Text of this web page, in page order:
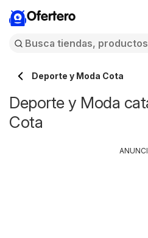
Ofertero
Deporte y Moda Cota
Deporte y Moda
Cota